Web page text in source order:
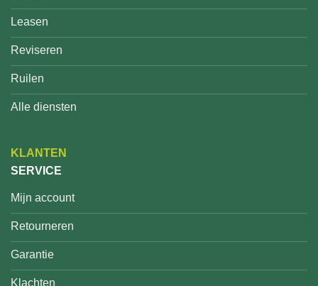
Leasen
Reviseren
Ruilen
Alle diensten
KLANTEN
SERVICE
Mijn account
Retourneren
Garantie
Klachten